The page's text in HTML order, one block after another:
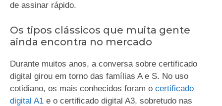
de assinar rápido.
Os tipos clássicos que muita gente
ainda encontra no mercado
Durante muitos anos, a conversa sobre certificado
digital girou em torno das famílias A e S. No uso
cotidiano, os mais conhecidos foram o certificado
digital A1 e o certificado digital A3, sobretudo nas